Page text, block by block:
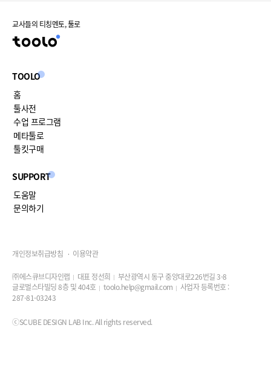
교사들의 티칭멘토, 툴로
TOOLO
홈
툴사전
수업 프로그램
메타툴로
툴킷구매
SUPPORT
도움말
문의하기
개인정보취급방침 이용약관
㈜에스큐브디자인랩 대표 정선희
부산광역시 동구 중앙대로226번길 3-8
글로벌스타빌딩 8층 및 404호
toolo.help@gmail.com
사업자 등록번호 :
287-81-03243
ⓒSCUBE DESIGN LAB Inc. All rights reserved.